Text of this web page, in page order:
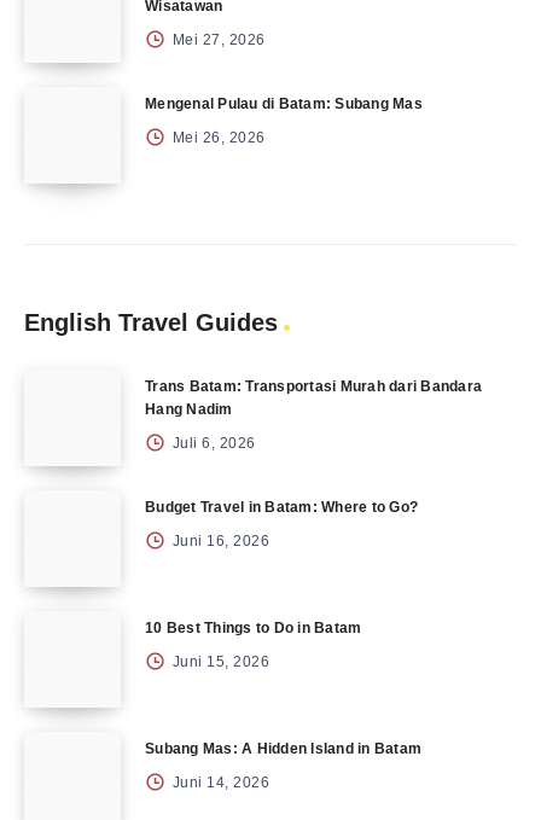
Wisatawan
Mei 27, 2026
Mengenal Pulau di Batam: Subang Mas
Mei 26, 2026
English Travel Guides
Trans Batam: Transportasi Murah dari Bandara
Hang Nadim
Juli 6, 2026
Budget Travel in Batam: Where to Go?
Juni 16, 2026
10 Best Things to Do in Batam
Juni 15, 2026
Subang Mas: A Hidden Island in Batam
Juni 14, 2026